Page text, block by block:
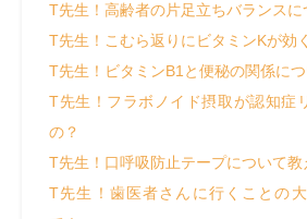
T先生！高齢者の片足立ちバランスに
T先生！こむら返りにビタミンKが効
T先生！ビタミンB1と便秘の関係につ
T先生！フラボノイド摂取が認知症
の？
T先生！口呼吸防止テープについて教
T先生！歯医者さんに行くことの